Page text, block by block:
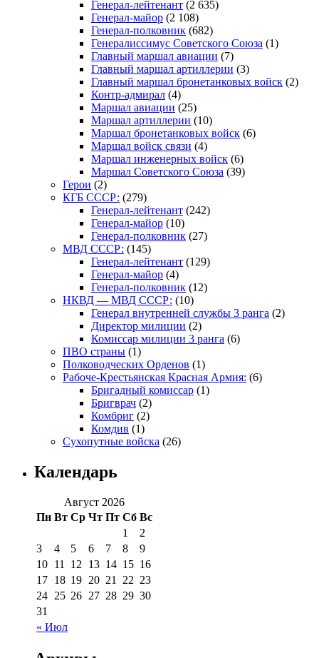
Генерал-лейтенант (2 635)
Генерал-майор (2 108)
Генерал-полковник (682)
Генералиссимус Советского Союза (1)
Главный маршал авиации (7)
Главный маршал артиллерии (3)
Главный маршал бронетанковых войск (2)
Контр-адмирал (4)
Маршал авиации (25)
Маршал артиллерии (10)
Маршал бронетанковых войск (6)
Маршал войск связи (4)
Маршал инженерных войск (6)
Маршал Советского Союза (39)
Герои (2)
КГБ СССР: (279)
Генерал-лейтенант (242)
Генерал-майор (10)
Генерал-полковник (27)
МВД СССР: (145)
Генерал-лейтенант (129)
Генерал-майор (4)
Генерал-полковник (12)
НКВД — МВД СССР: (10)
Генерал внутренней службы 3 ранга (2)
Директор милиции (2)
Комиссар милиции 3 ранга (6)
ПВО страны (1)
Полководческих Орденов (1)
Рабоче-Крестьянская Красная Армия: (6)
Бригадный комиссар (1)
Бригврач (2)
Комбриг (2)
Комдив (1)
Сухопутные войска (26)
Календарь
Август 2026
Пн Вт Ср Чт Пт Сб Вс
« Июл
1
2
3
4 5 6 7 8
9
10 11 12 13 14 15 16
17 18 19 20 21 22 23
24 25 26 27 28 29 30
31